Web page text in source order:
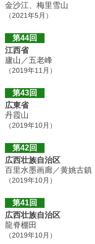
金沙江、梅里雪山
（2021年5月）
第44回
江西省
廬山／五老峰
（2019年11月）
第43回
広東省
丹霞山
（2019年10月）
第42回
広西壮族自治区
百里水墨画廊／黄姚古鎮
（2019年10月）
第41回
広西壮族自治区
龍脊棚田
（2019年10月）